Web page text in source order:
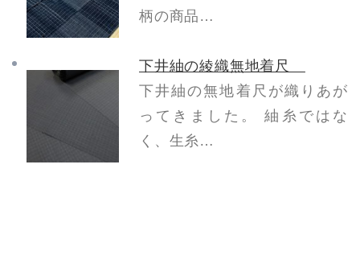
柄の商品…
下井紬の綾織無地着尺
下井紬の無地着尺が織りあが
ってきました。 紬糸ではな
く、生糸…